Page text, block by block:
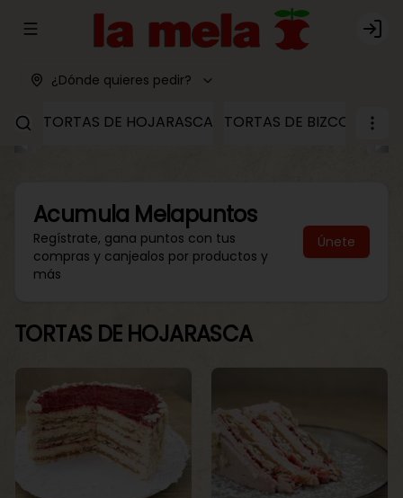
Abrir menu de navegación Login
¿Dónde quieres pedir?
TORTAS DE HOJARASCA TORTAS DE BIZCOCHO
Acumula Melapuntos
Regístrate, gana puntos con tus
compras y canjealos por productos y
más
Únete
TORTAS DE HOJARASCA